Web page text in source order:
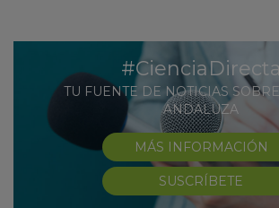
#CienciaDirecta
TU FUENTE DE NOTICIAS
ANDALUZA
MÁS INFORMACIÓN
SUSCRÍBETE